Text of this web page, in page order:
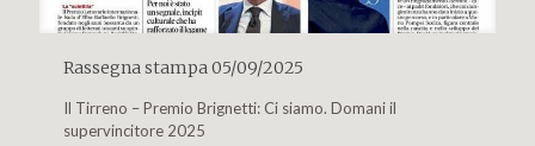
Rassegna stampa 05/09/2025
Il Tirreno – Premio Brignetti: Ci siamo. Domani il
supervincitore 2025